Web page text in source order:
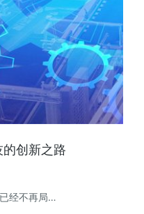
创新之路
经不再局…